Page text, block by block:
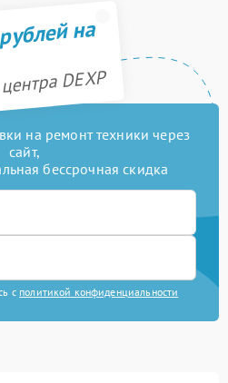
на
DEXP
на ремонт техники через
сайт,
бессрочная скидка
с политикой конфиденциальности